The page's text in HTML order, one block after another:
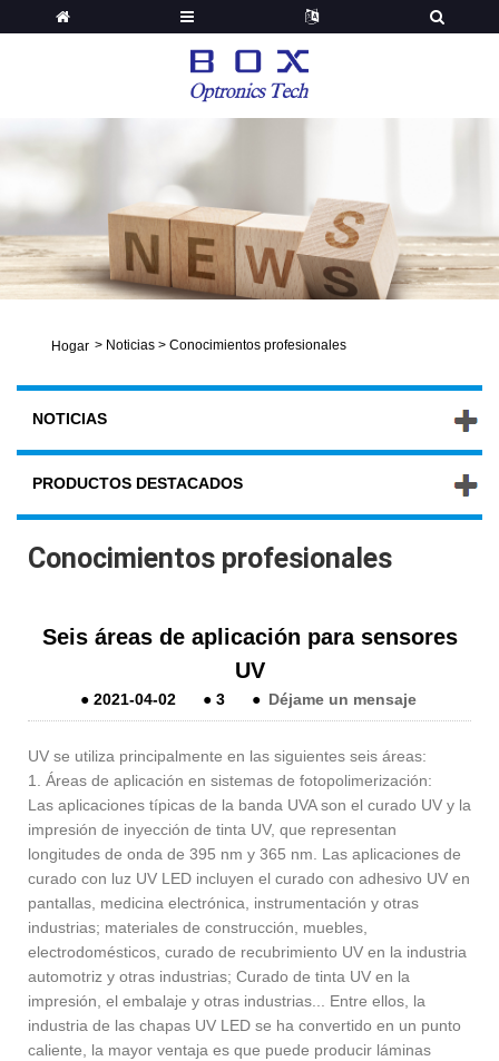
Hogar > Noticias > Conocimientos profesionales
NOTICIAS
PRODUCTOS DESTACADOS
Conocimientos profesionales
Seis áreas de aplicación para sensores
UV
● 2021-04-02 ● 3 ● Déjame un mensaje
UV se utiliza principalmente en las siguientes seis áreas:
1. Áreas de aplicación en sistemas de fotopolimerización:
Las aplicaciones típicas de la banda UVA son el curado UV y la
impresión de inyección de tinta UV, que representan
longitudes de onda de 395 nm y 365 nm. Las aplicaciones de
curado con luz UV LED incluyen el curado con adhesivo UV en
pantallas, medicina electrónica, instrumentación y otras
industrias; materiales de construcción, muebles,
electrodomésticos, curado de recubrimiento UV en la industria
automotriz y otras industrias; Curado de tinta UV en la
impresión, el embalaje y otras industrias... Entre ellos, la
industria de las chapas UV LED se ha convertido en un punto
caliente, la mayor ventaja es que puede producir láminas